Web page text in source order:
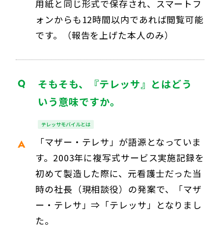
用紙と同じ形式で保存され、スマートフ
ォンからも12時間以内であれば閲覧可能
です。（報告を上げた本人のみ）
そもそも、『テレッサ』とはどう
いう意味ですか。
テレッサモバイルとは
「マザー・テレサ」が語源となっていま
す。2003年に複写式サービス実施記録を
初めて製造した際に、元看護士だった当
時の社長（現相談役）の発案で、「マザ
ー・テレサ」⇒「テレッサ」となりまし
た。